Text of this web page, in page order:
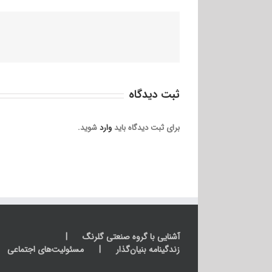
ثبت ديدگاه
برای ثبت دیدگاه باید واردشوید.
آشنایی با گروه صنعتی گلرنگ
زندگینامه بنیان‌گذار
مسئولیت‌های اجتماعی